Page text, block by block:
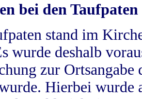
bei den Taufpaten
stand im
wurde deshalb
zur
Hierbei wurde